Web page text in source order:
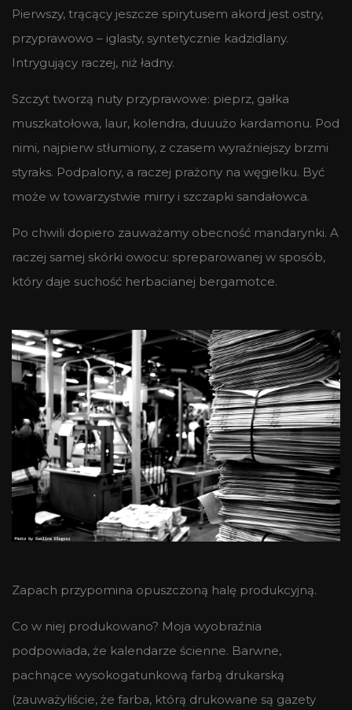
Pierwszy, trącący jeszcze spirytusem akord jest ostry,
przyprawowo – iglasty, syntetycznie kadzidlany.
Intrygujący raczej, niż ładny.
Szczyt tworzą nuty przyprawowe: pieprz, gałka
muszkatołowa, laur, kolendra, duuużo kardamonu. Pod
nimi, najpierw stłumiony, z czasem wyraźniejszy brzmi
styraks. Podpalony, a raczej prażony na węgielku. Być
może w towarzystwie mirry i szczapki sandałowca.
Po chwili dopiero zauważamy obecność mandarynki. A
raczej samej skórki owocu: spreparowanej w sposób,
który daje suchość herbacianej bergamotce.
Zapach przypomina opuszczoną halę produkcyjną.
Co w niej produkowano? Moja wyobraźnia
podpowiada, że kalendarze ścienne. Barwne,
pachnące wysokogatunkową farbą drukarską
(zauważyliście, że farba, którą drukowane są gazety